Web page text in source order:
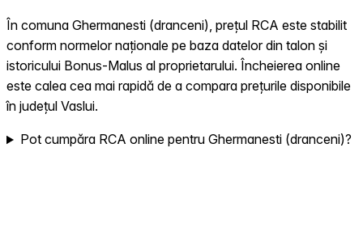
În comuna Ghermanesti (dranceni), prețul RCA este stabilit
conform normelor naționale pe baza datelor din talon și
istoricului Bonus-Malus al proprietarului. Încheierea online
este calea cea mai rapidă de a compara prețurile disponibile
în județul Vaslui.
Pot cumpăra RCA online pentru Ghermanesti (dranceni)?